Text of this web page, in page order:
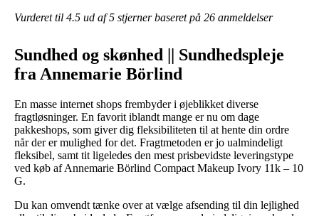
Vurderet til 4.5 ud af 5 stjerner baseret på 26 anmeldelser
Sundhed og skønhed || Sundhedspleje
fra Annemarie Börlind
En masse internet shops frembyder i øjeblikket diverse
fragtløsninger. En favorit iblandt mange er nu om dage
pakkeshops, som giver dig fleksibiliteten til at hente din ordre
når der er mulighed for det. Fragtmetoden er jo ualmindeligt
fleksibel, samt tit ligeledes den mest prisbevidste leveringstype
ved køb af Annemarie Börlind Compact Makeup Ivory 11k – 10
G.
Du kan omvendt tænke over at vælge afsending til din lejlighed